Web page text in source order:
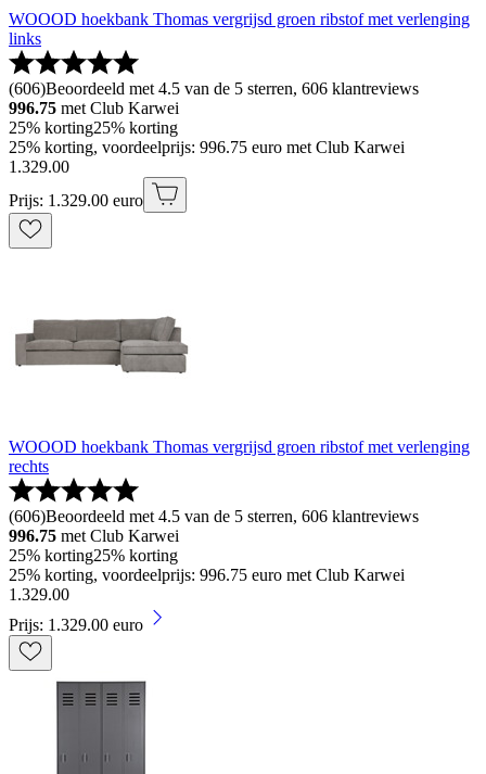
WOOOD hoekbank Thomas vergrijsd groen ribstof met verlenging
links
(606)Beoordeeld met 4.5 van de 5 sterren, 606 klantreviews
996.75 met Club Karwei
25% korting25% korting
25% korting, voordeelprijs: 996.75 euro met Club Karwei
1 .329.00
Prijs: 1.329.00 euro
WOOOD hoekbank Thomas vergrijsd groen ribstof met verlenging
rechts
(606)Beoordeeld met 4.5 van de 5 sterren, 606 klantreviews
996.75 met Club Karwei
25% korting25% korting
25% korting, voordeelprijs: 996.75 euro met Club Karwei
1 .329.00
Prijs: 1.329.00 euro